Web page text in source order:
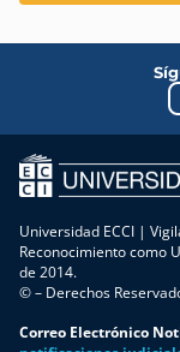
Universidad ECCI |
Reconocimiento como
de 2014.
© – Derechos
Correo Electrónico